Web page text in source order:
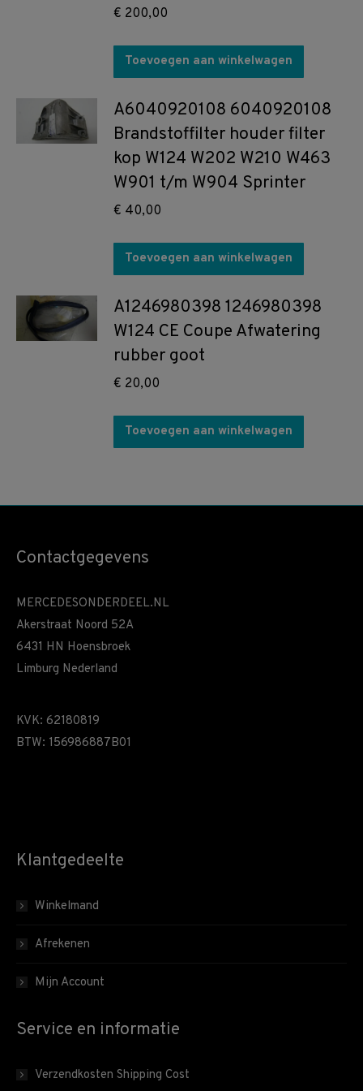
€ 200,00
Toevoegen aan winkelwagen
A6040920108 6040920108
Brandstoffilter houder filter
kop W124 W202 W210 W463
W901 t/m W904 Sprinter
€ 40,00
Toevoegen aan winkelwagen
A1246980398 1246980398
W124 CE Coupe Afwatering
rubber goot
€ 20,00
Toevoegen aan winkelwagen
Contactgegevens
MERCEDESONDERDEEL.NL
Akerstraat Noord 52A
6431 HN Hoensbroek
Limburg Nederland
KVK: 62180819
BTW: 156986887B01
Klantgedeelte
Winkelmand
Afrekenen
Mijn Account
Service en informatie
Verzendkosten Shipping Cost